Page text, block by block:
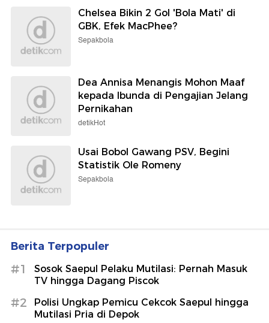
Chelsea Bikin 2 Gol 'Bola Mati' di
GBK, Efek MacPhee?
Sepakbola
Dea Annisa Menangis Mohon Maaf
kepada Ibunda di Pengajian Jelang
Pernikahan
detikHot
Usai Bobol Gawang PSV, Begini
Statistik Ole Romeny
Sepakbola
Berita Terpopuler
#1
Sosok Saepul Pelaku Mutilasi: Pernah Masuk
TV hingga Dagang Piscok
#2
Polisi Ungkap Pemicu Cekcok Saepul hingga
Mutilasi Pria di Depok